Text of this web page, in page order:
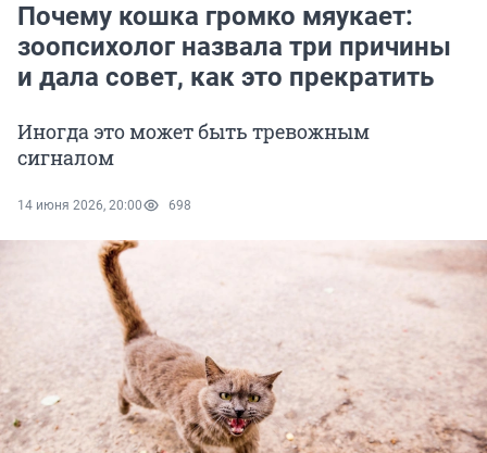
Почему кошка громко мяукает:
зоопсихолог назвала три причины
и дала совет, как это прекратить
Иногда это может быть тревожным
сигналом
14 июня 2026, 20:00 698